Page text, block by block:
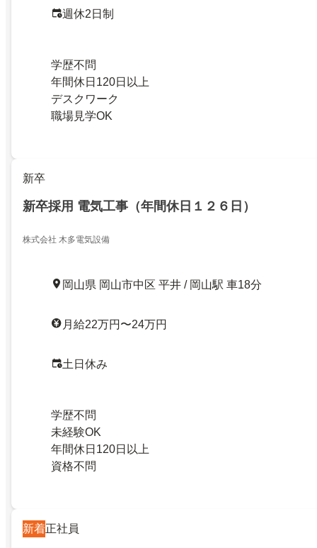
週休2日制
学歴不問
年間休日120日以上
デスクワーク
職場見学OK
新卒
新卒採用 電気工事（年間休日１２６日）
株式会社 木多電気設備
岡山県 岡山市中区 平井 / 岡山駅 車18分
月給22万円〜24万円
土日休み
学歴不問
未経験OK
年間休日120日以上
資格不問
新着正社員